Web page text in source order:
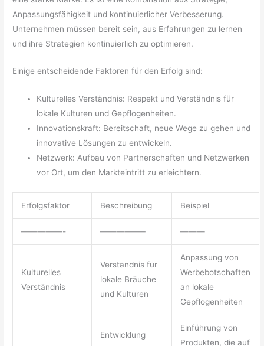
Anpassungsfähigkeit und kontinuierlicher Verbesserung.
Unternehmen müssen bereit sein, aus Erfahrungen zu lernen
und ihre Strategien kontinuierlich zu optimieren.
Einige entscheidende Faktoren für den Erfolg sind:
Kulturelles Verständnis: Respekt und Verständnis für
lokale Kulturen und Gepflogenheiten.
Innovationskraft: Bereitschaft, neue Wege zu gehen und
innovative Lösungen zu entwickeln.
Netzwerk: Aufbau von Partnerschaften und Netzwerken
vor Ort, um den Markteintritt zu erleichtern.
Erfolgsfaktor Beschreibung Beispiel
—————- —————– ———
Kulturelles
Verständnis
Verständnis für
lokale Bräuche
und Kulturen
Anpassung von
Werbebotschaften
an lokale
Gepflogenheiten
Entwicklung
Einführung von
Produkten, die auf